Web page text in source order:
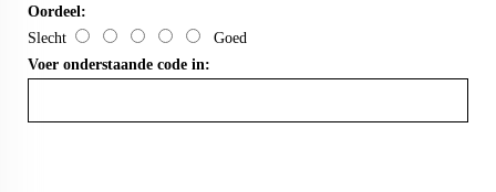
Oordeel:
Slecht
Goed
Voer onderstaande code in: